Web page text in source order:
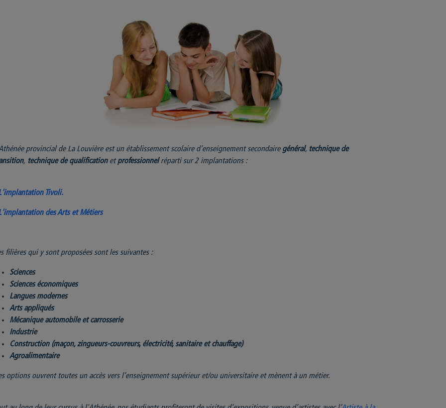
provincial de La Louvière est un établissement scolaire d’enseignement secondaire général, technique de
, technique de qualificationetprofessionnelréparti sur 2 implantations :
Tivoli.
des Arts et Métiers
filières qui y sont proposées sont les suivantes :
Sciences
Sciences économiques
Langues modernes
Arts appliqués
Mécanique automobile et carrosserie
Industrie
Construction (maçon, zingueurs-couvreurs, électricité, sanitaire et chauffage)
Agroalimentaire
options ouvrent toutes un accès vers l’enseignement supérieur et/ou universitaire et mènent à un métier.